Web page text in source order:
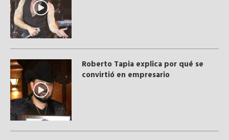
Roberto Tapia explica por qué se
convirtió en empresario